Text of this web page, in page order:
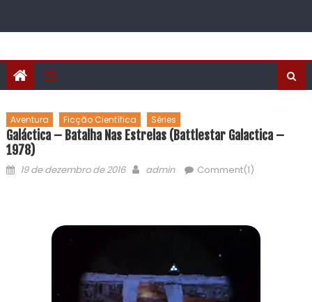
Aventura Ficção Científica Séries
Galáctica – Batalha Nas Estrelas (Battlestar Galactica –
1978)
19 de dezembro de 2016 admin Comment(1)